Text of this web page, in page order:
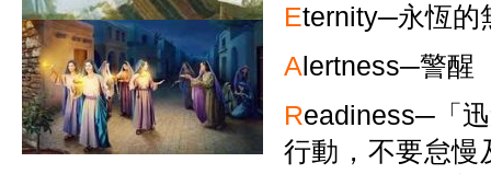
Eternity─永恆的
Alertness─警醒
Readiness─「
行動，不要怠慢